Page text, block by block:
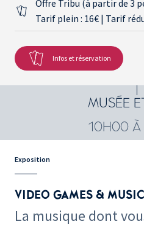
Offre Tribu (à partir de 3
Tarif plein : 16€ | Tarif
Infos et réservation
MUSÉE
10H00
Exposition
VIDEO GAMES & MUSIC
La musique dont